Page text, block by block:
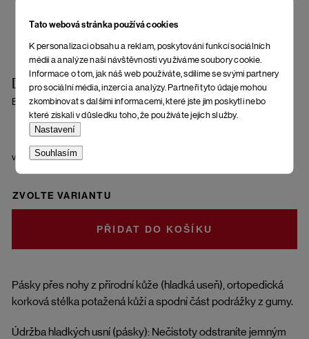
Tato webová stránka používá cookies
K personalizaci obsahu a reklam, poskytování funkcí sociálních
médií a analýze naší návštěvnosti využíváme soubory cookie.
Informace o tom, jak náš web používáte, sdílíme se svými partnery
pro sociální média, inzerci a analýzy. Partneři tyto údaje mohou
zkombinovat s dalšími informacemi, které jste jim poskytli nebo
které získali v důsledku toho, že používáte jejich služby.
Nastavení
Souhlasím
Dámské sandály Aesta Fuscus
Brown
Pásky přes nohy z přírodní kůže (hladká useň), ortopedická
korková stélka potažená kůží a spodní část podrážky z gumy.
Údržba hladkých usní (pásky): Nečistoty odstraníte jemným
velikost
ZVOLTE VARIANTU
DO KOŠÍKU